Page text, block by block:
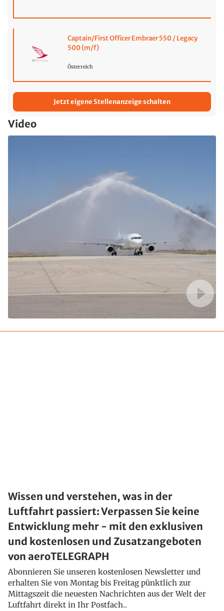
Captain/First Officer Embraer 550 / Legacy
500 (m/f)
Österreich
Jetzt eigene Stellenanzeige schalten
Video
Wissen und verstehen, was in der
Luftfahrt passiert: Verpassen Sie keine
Entwicklung mehr - mit den exklusiven
und kostenlosen und Zusatzangeboten
von aeroTELEGRAPH
Abonnieren Sie unseren kostenlosen Newsletter und
erhalten Sie von Montag bis Freitag pünktlich zur
Mittagszeit die neuesten Nachrichten aus der Welt der
Luftfahrt direkt in Ihr Postfach..